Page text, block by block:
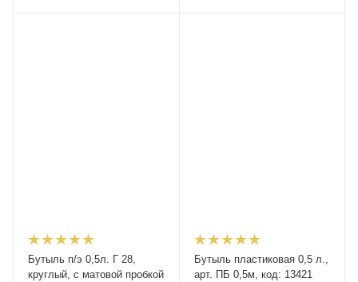
Бутыль п/э 0,5л. Г 28,
круглый, с матовой пробкой
Бутыль пластиковая 0,5 л.,
арт. ПБ 0,5м, код: 13421